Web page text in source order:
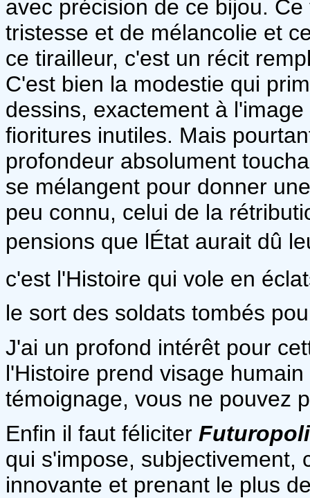
avec précision de ce bijou.
tristesse et de mélancolie et
ce tirailleur, c'est un récit
C'est bien la modestie qui
dessins, exactement à
fioritures inutiles. Mais
profondeur absolument
se mélangent pour donner
peu connu, celui de la
pensions que lÉtat aurait dû
c'est l'Histoire qui vole en
le sort des soldats tombés
J'ai un profond intérêt pour
l'Histoire prend visage
témoignage, vous ne pouvez
Enfin il faut féliciter
qui s'impose, subjectivement,
innovante et prenant le plus